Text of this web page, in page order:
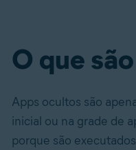
O que
Apps ocultos são
inicial ou na grade de
porque são